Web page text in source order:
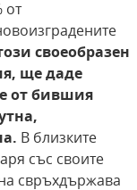
от
своеобразен
ще даде
от бившия
В близките
със своите
свръхдържава